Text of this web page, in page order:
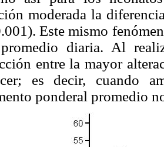
moderada la
Este mismo
diaria. Al
entre la mayor
es decir, cuando
ponderal promedio